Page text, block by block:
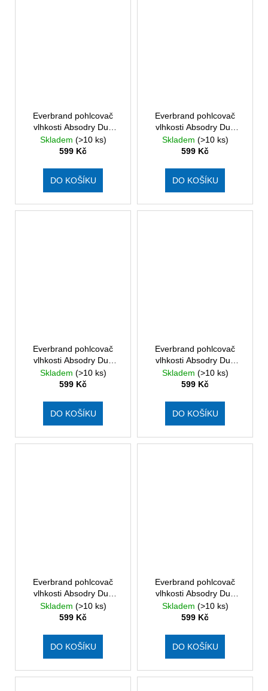
Everbrand pohlcovač
vlhkosti Absodry Duo
Family Bag 6-series, do
60 m3, černý
Skladem (>10 ks)
599 Kč
DO KOŠÍKU
Everbrand pohlcovač
vlhkosti Absodry Duo
Family Bag 6-series, do
60 m3, bílý
Skladem (>10 ks)
599 Kč
DO KOŠÍKU
Everbrand pohlcovač
vlhkosti Absodry Duo
Family Bag 6-series, do
60 m3, šedý
Skladem (>10 ks)
599 Kč
DO KOŠÍKU
Everbrand pohlcovač
vlhkosti Absodry Duo
Family Bag 6-series, do
60 m3, zelený
Skladem (>10 ks)
599 Kč
DO KOŠÍKU
Everbrand pohlcovač
vlhkosti Absodry Duo
Family Bag 6-series, do
60 m3, modrý
Skladem (>10 ks)
599 Kč
DO KOŠÍKU
Everbrand pohlcovač
vlhkosti Absodry Duo
Family Bag 6-series, do
60 m3, růžový
Skladem (>10 ks)
599 Kč
DO KOŠÍKU